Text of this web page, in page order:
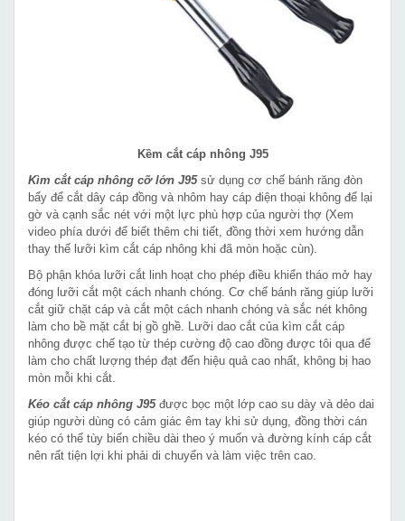
Kềm cắt cáp nhông J95
Kìm cắt cáp nhông cỡ lớn J95sử dụng cơ chế bánh răng đòn
bẩy để cắt dây cáp đồng và nhôm hay cáp điện thoại không để lại
gờ và cạnh sắc nét với một lực phù hợp của người thợ (Xem
video phía dưới để biết thêm chi tiết, đồng thời xem hướng dẫn
thay thế lưỡi kìm cắt cáp nhông khi đã mòn hoặc cùn).
Bộ phận khóa lưỡi cắt linh hoạt cho phép điều khiển tháo mở hay
đóng lưỡi cắt một cách nhanh chóng. Cơ chế bánh răng giúp lưỡi
cắt giữ chặt cáp và cắt một cách nhanh chóng và sắc nét không
làm cho bề mặt cắt bị gồ ghề. Lưỡi dao cắt của kìm cắt cáp
nhông được chế tạo từ thép cường độ cao đồng được tôi qua để
làm cho chất lượng thép đạt đến hiệu quả cao nhất, không bị hao
mòn mỗi khi cắt.
Kéo cắt cáp nhông J95 được bọc một lớp cao su dày và dẻo dai
giúp người dùng có cảm giác êm tay khi sử dụng, đồng thời cán
kéo có thể tùy biến chiều dài theo ý muốn và đường kính cáp cắt
nên rất tiện lợi khi phải di chuyển và làm việc trên cao.